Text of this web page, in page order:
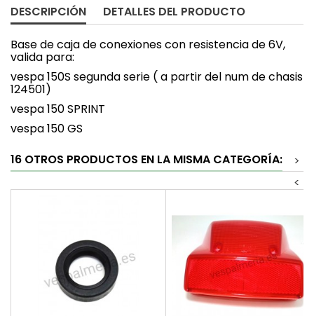
DESCRIPCIÓN DETALLES DEL PRODUCTO
Base de caja de conexiones con resistencia de 6V,
valida para:
vespa 150S segunda serie ( a partir del num de chasis
124501)
vespa 150 SPRINT
vespa 150 GS
16 OTROS PRODUCTOS EN LA MISMA CATEGORÍA:
>
<